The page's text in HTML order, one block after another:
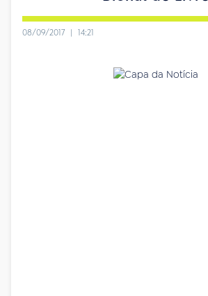
08/09/2017 | 14:21